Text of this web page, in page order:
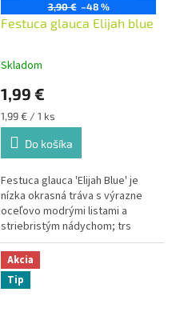
3,90 € –48 %
Festuca glauca Elijah blue
Skladom
1,99 €
Jednotková
cena:
1,99 € / 1 ks
Do košíka
Festuca glauca 'Elijah Blue' je
nízka okrasná tráva s výrazne
oceľovo modrými listami a
striebristým nádychom; trs
listov dorastá asi do 20 cm. Za
suchých podmienok, najmä v
zime, znáša mráz až do -34 °C.
Akcia
Tip